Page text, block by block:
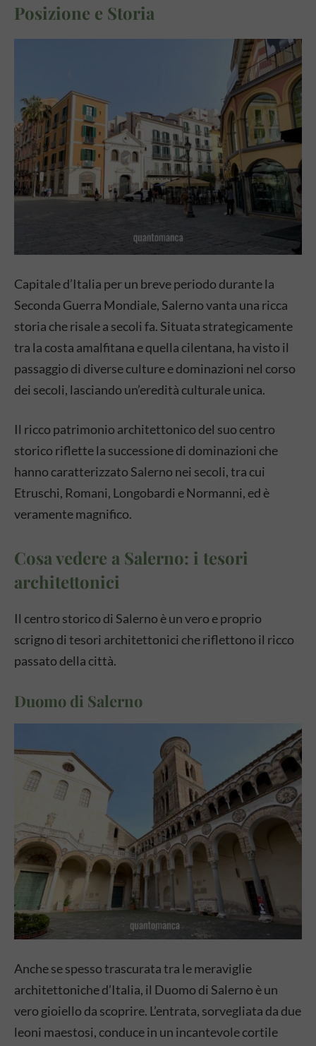
Posizione e Storia
Capitale d’Italia per un breve periodo durante la
Seconda Guerra Mondiale, Salerno vanta una ricca
storia che risale a secoli fa. Situata strategicamente
tra la costa amalfitana e quella cilentana, ha visto il
passaggio di diverse culture e dominazioni nel corso
dei secoli, lasciando un’eredità culturale unica.
Il ricco patrimonio architettonico del suo centro
storico riflette la successione di dominazioni che
hanno caratterizzato Salerno nei secoli, tra cui
Etruschi, Romani, Longobardi e Normanni, ed è
veramente magnifico.
Cosa vedere a Salerno: i tesori
architettonici
Il centro storico di Salerno è un vero e proprio
scrigno di tesori architettonici che riflettono il ricco
passato della città.
Duomo di Salerno
Anche se spesso trascurata tra le meraviglie
architettoniche d’Italia, il Duomo di Salerno è un
vero gioiello da scoprire. L’entrata, sorvegliata da due
leoni maestosi, conduce in un incantevole cortile